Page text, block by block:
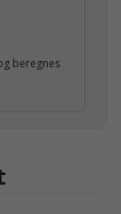
beregnes